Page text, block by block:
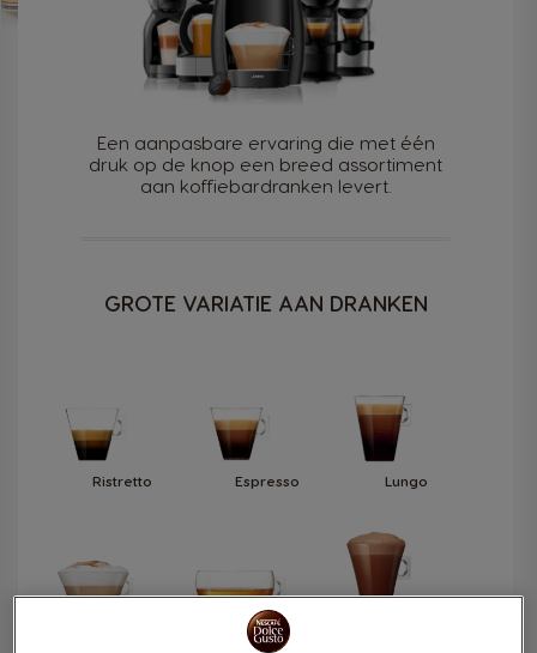
Een aanpasbare ervaring die met één
druk op de knop een breed assortiment
aan koffiebardranken levert.
GROTE VARIATIE AAN DRANKEN
Ristretto Espresso Lungo
Latte en
Cappuccino
Thee
Chocolademelk